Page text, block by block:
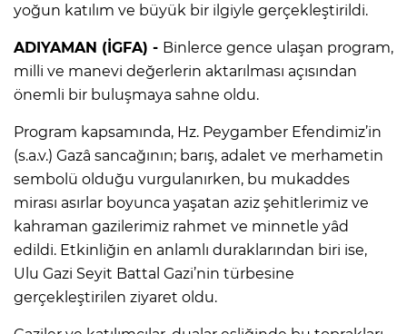
yoğun katılım ve büyük bir ilgiyle gerçekleştirildi.
ADIYAMAN (İGFA) - Binlerce gence ulaşan program,
milli ve manevi değerlerin aktarılması açısından
önemli bir buluşmaya sahne oldu.
Program kapsamında, Hz. Peygamber Efendimiz’in
(s.a.v.) Gazâ sancağının; barış, adalet ve merhametin
sembolü olduğu vurgulanırken, bu mukaddes
mirası asırlar boyunca yaşatan aziz şehitlerimiz ve
kahraman gazilerimiz rahmet ve minnetle yâd
edildi. Etkinliğin en anlamlı duraklarından biri ise,
Ulu Gazi Seyit Battal Gazi’nin türbesine
gerçekleştirilen ziyaret oldu.